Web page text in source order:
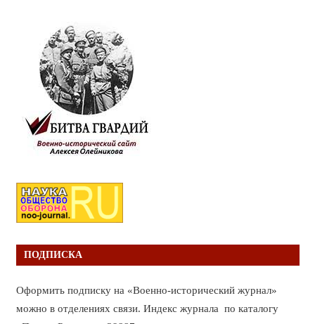
ПОДПИСКА
Оформить подписку на «Военно-исторический журнал»
можно в отделениях связи. Индекс журнала по каталогу